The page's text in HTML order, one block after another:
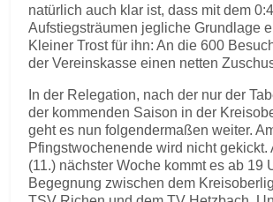
natürlich auch klar ist, dass mit dem
Aufstiegsträumen jegliche Grundlage
Kleiner Trost für ihn: An die 600
der Vereinskasse einen netten
In der Relegation, nach der nur der
der kommenden Saison in der
geht es nun folgendermaßen weiter.
Pfingstwochenende wird nicht gekickt.
(11.) nächster Woche kommt es ab 19
Begegnung zwischen dem